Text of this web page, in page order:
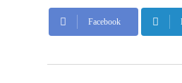
Facebook